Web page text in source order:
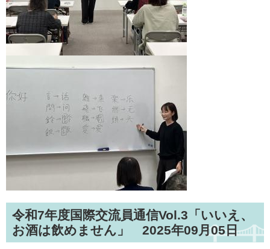
​​令和7年度国際交流員通信Vol.3「いいえ、
お酒は飲めません」 2025年09月05日